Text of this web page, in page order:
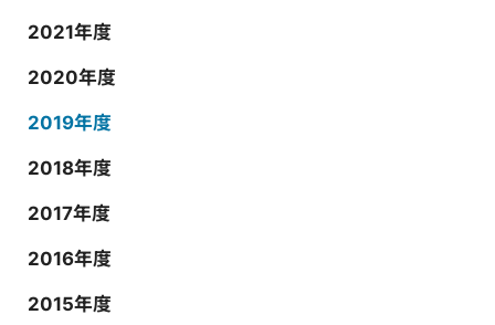
2021年度
2020年度
2019年度
2018年度
2017年度
2016年度
2015年度